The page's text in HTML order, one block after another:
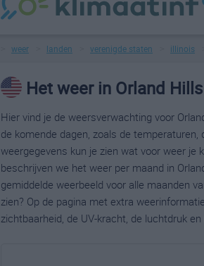
weer landen verenigde staten illinois
Het weer in Orland Hills
Hier vind je de weersverwachting voor
de komende dagen, zoals de
weergegevens kun je zien wat voor weer je
beschrijven we het weer per maand in
gemiddelde weerbeeld voor alle maanden
zien? Op de pagina met extra
zichtbaarheid, de UV-kracht, de luchtdruk